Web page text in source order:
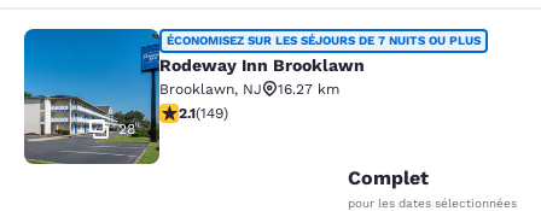
Rodeway Inn Brooklawn
28
ÉCONOMISEZ SUR LES SÉJOURS DE 7 NUITS OU PLUS
Rodeway Inn Brooklawn
Brooklawn, NJ
16.27 km
2.07 étoiles. Moyen. 149 commentaires
2.1(149)
Complet
pour les dates sélectionnées